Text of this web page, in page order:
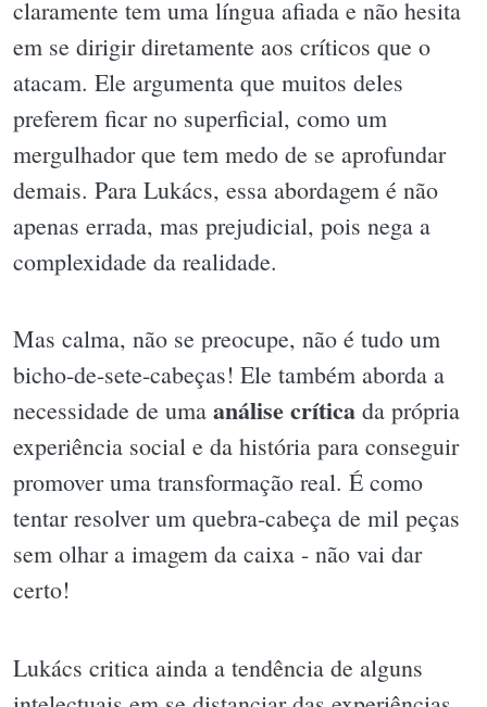
claramente tem uma língua afiada e não hesita
em se dirigir diretamente aos críticos que o
atacam. Ele argumenta que muitos deles
preferem ficar no superficial, como um
mergulhador que tem medo de se aprofundar
demais. Para Lukács, essa abordagem é não
apenas errada, mas prejudicial, pois nega a
complexidade da realidade.
Mas calma, não se preocupe, não é tudo um
bicho-de-sete-cabeças! Ele também aborda a
necessidade de uma análise crítica da própria
experiência social e da história para conseguir
promover uma transformação real. É como
tentar resolver um quebra-cabeça de mil peças
sem olhar a imagem da caixa - não vai dar
certo!
Lukács critica ainda a tendência de alguns